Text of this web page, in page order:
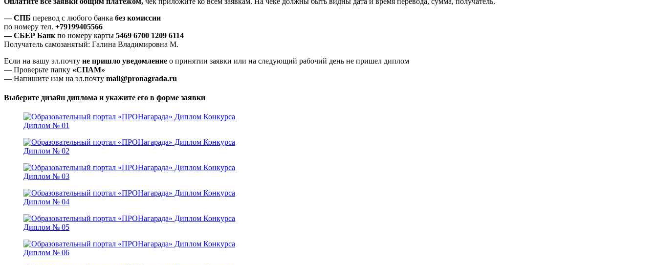
— СПБ перевод с любого банка без комиссии
по номеру тел. +79199405566
— СБЕР Банк по номеру карты 5469 6700 1209 6114
Получатель самозанятый: Галина Владимировна М.
Если на вашу эл.почту не пришло уведомление о принятии заявки или на следующий рабочий день не пришел диплом
— Проверьте папку «СПАМ»
— Напишите нам на эл.почту mail@pronagrada.ru
Выберите дизайн диплома и укажите его в форме заявки
Диплом № 01
Диплом № 02
Диплом № 03
Диплом № 04
Диплом № 05
Диплом № 06